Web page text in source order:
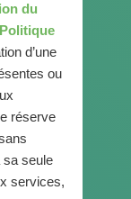
du
d’une
ou
réserve
sa seule
services,